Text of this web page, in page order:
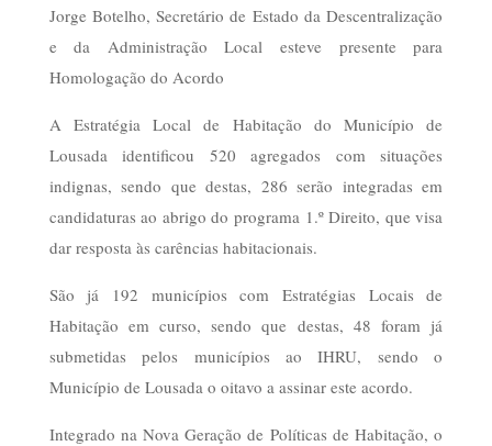
Jorge Botelho, Secretário de Estado da Descentralização
e da Administração Local esteve presente para
Homologação do Acordo
A Estratégia Local de Habitação do Município de
Lousada identificou 520 agregados com situações
indignas, sendo que destas, 286 serão integradas em
candidaturas ao abrigo do programa 1.º Direito, que visa
dar resposta às carências habitacionais.
São já 192 municípios com Estratégias Locais de
Habitação em curso, sendo que destas, 48 foram já
submetidas pelos municípios ao IHRU, sendo o
Município de Lousada o oitavo a assinar este acordo.
Integrado na Nova Geração de Políticas de Habitação, o